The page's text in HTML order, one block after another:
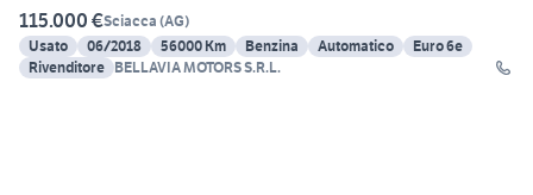
115.000 €Sciacca (AG)
Usato
06/2018 56000 Km Benzina Automatico
Euro 6e
Rivenditore BELLAVIA MOTORS S.R.L.